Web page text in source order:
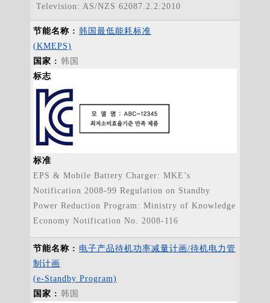
Television: AS/NZS 62087.2.2:2010
韩国最低能耗标准
(KMEPS)
韩国
标志
标准
EPS & Mobile Battery Charger: MKE’s
Notification 2008-99 Regulation on Standby
Power Reduction Program: Ministry of Knowledge
Economy Notification No. 2008-116
电子产品待机功率减量计画/待机电力管
制计画
(e-Standby Program)
韩国